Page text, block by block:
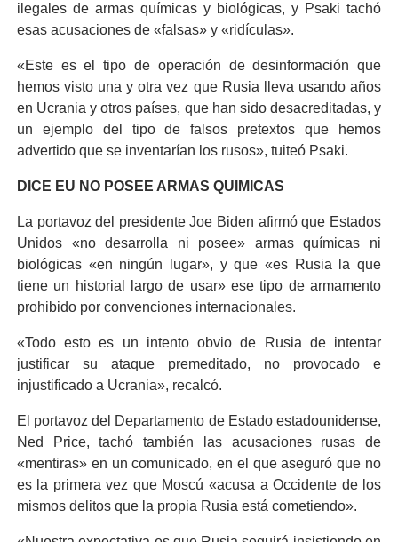
ilegales de armas químicas y biológicas, y Psaki tachó
esas acusaciones de «falsas» y «ridículas».
«Este es el tipo de operación de desinformación que
hemos visto una y otra vez que Rusia lleva usando años
en Ucrania y otros países, que han sido desacreditadas, y
un ejemplo del tipo de falsos pretextos que hemos
advertido que se inventarían los rusos», tuiteó Psaki.
DICE EU NO POSEE ARMAS QUIMICAS
La portavoz del presidente Joe Biden afirmó que Estados
Unidos «no desarrolla ni posee» armas químicas ni
biológicas «en ningún lugar», y que «es Rusia la que
tiene un historial largo de usar» ese tipo de armamento
prohibido por convenciones internacionales.
«Todo esto es un intento obvio de Rusia de intentar
justificar su ataque premeditado, no provocado e
injustificado a Ucrania», recalcó.
El portavoz del Departamento de Estado estadounidense,
Ned Price, tachó también las acusaciones rusas de
«mentiras» en un comunicado, en el que aseguró que no
es la primera vez que Moscú «acusa a Occidente de los
mismos delitos que la propia Rusia está cometiendo».